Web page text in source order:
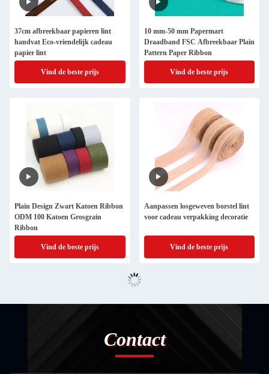
37cm afbreekbaar papieren lint
handvat Eco-vriendelijk cadeau
papier lint
Vind de beste prijs
10 mm-50 mm Papermart
Draadband FSC Afbreekbaar Plain
Pattern Paper Ribbon
Vind de beste prijs
Plain Design Zwart Katoen Ribbon
ODM 100 Katoen Grosgrain
Ribbon
Vind de beste prijs
Aanpassen losgeweven borstel lint
voor cadeau verpakking decoratie
Vind de beste prijs
Contact